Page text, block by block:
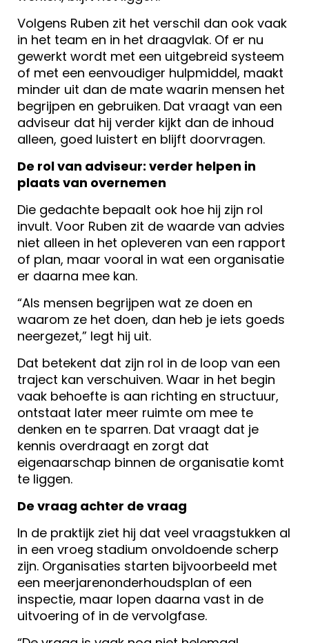
Volgens Ruben zit het verschil dan ook vaak
in het team en in het draagvlak. Of er nu
gewerkt wordt met een uitgebreid systeem
of met een eenvoudiger hulpmiddel, maakt
minder uit dan de mate waarin mensen het
begrijpen en gebruiken. Dat vraagt van een
adviseur dat hij verder kijkt dan de inhoud
alleen, goed luistert en blijft doorvragen.
De rol van adviseur: verder helpen in
plaats van overnemen
Die gedachte bepaalt ook hoe hij zijn rol
invult. Voor Ruben zit de waarde van advies
niet alleen in het opleveren van een rapport
of plan, maar vooral in wat een organisatie
er daarna mee kan.
“Als mensen begrijpen wat ze doen en
waarom ze het doen, dan heb je iets goeds
neergezet,” legt hij uit.
Dat betekent dat zijn rol in de loop van een
traject kan verschuiven. Waar in het begin
vaak behoefte is aan richting en structuur,
ontstaat later meer ruimte om mee te
denken en te sparren. Dat vraagt dat je
kennis overdraagt en zorgt dat
eigenaarschap binnen de organisatie komt
te liggen.
De vraag achter de vraag
In de praktijk ziet hij dat veel vraagstukken al
in een vroeg stadium onvoldoende scherp
zijn. Organisaties starten bijvoorbeeld met
een meerjarenonderhoudsplan of een
inspectie, maar lopen daarna vast in de
uitvoering of in de vervolgfase.